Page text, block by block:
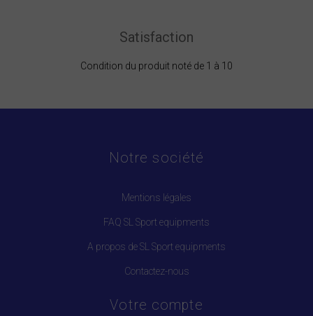
Satisfaction
Condition du produit noté de 1 à 10
Notre société
Mentions légales
FAQ SL Sport equipments
A propos de SL Sport equipments
Contactez-nous
Votre compte